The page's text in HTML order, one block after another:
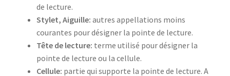
de lecture.
Stylet, Aiguille: autres appellations moins
courantes pour désigner la pointe de lecture.
Tête de lecture: terme utilisé pour désigner la
pointe de lecture ou la cellule.
Cellule: partie qui supporte la pointe de lecture. A